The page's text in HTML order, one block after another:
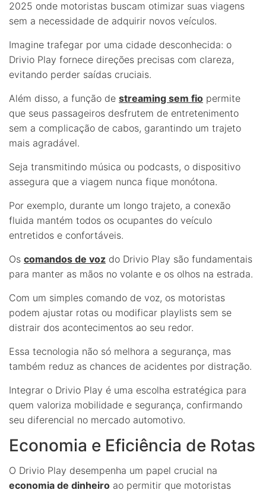
2025 onde motoristas buscam otimizar suas viagens
sem a necessidade de adquirir novos veículos.
Imagine trafegar por uma cidade desconhecida: o
Drivio Play fornece direções precisas com clareza,
evitando perder saídas cruciais.
Além disso, a função de streaming sem fio permite
que seus passageiros desfrutem de entretenimento
sem a complicação de cabos, garantindo um trajeto
mais agradável.
Seja transmitindo música ou podcasts, o dispositivo
assegura que a viagem nunca fique monótona.
Por exemplo, durante um longo trajeto, a conexão
fluida mantém todos os ocupantes do veículo
entretidos e confortáveis.
Os comandos de voz do Drivio Play são fundamentais
para manter as mãos no volante e os olhos na estrada.
Com um simples comando de voz, os motoristas
podem ajustar rotas ou modificar playlists sem se
distrair dos acontecimentos ao seu redor.
Essa tecnologia não só melhora a segurança, mas
também reduz as chances de acidentes por distração.
Integrar o Drivio Play é uma escolha estratégica para
quem valoriza mobilidade e segurança, confirmando
seu diferencial no mercado automotivo.
Economia e Eficiência de Rotas
O Drivio Play desempenha um papel crucial na
economia de dinheiro ao permitir que motoristas